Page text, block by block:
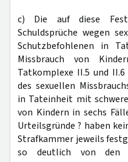
c) Die auf diese
Schuldsprüche wegen
Schutzbefohlenen in
Missbrauch von
Tatkomplexe II.5 und
des sexuellen
in Tateinheit mit
von Kindern in sechs
Urteilsgründe ? haben
Strafkammer jeweils
so deutlich von den